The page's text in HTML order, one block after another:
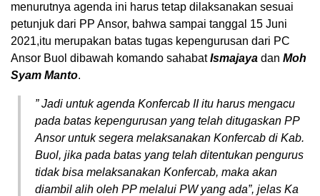
menurutnya agenda ini harus tetap dilaksanakan sesuai
petunjuk dari PP Ansor, bahwa sampai tanggal 15 Juni
2021,itu merupakan batas tugas kepengurusan dari PC
Ansor Buol dibawah komando sahabatIsmajaya dan Moh
Syam Manto.
”Jadi untuk agenda Konfercab II itu harus mengacu
pada batas kepengurusan yang telah ditugaskan PP
Ansor untuk segera melaksanakan Konfercab di Kab.
Buol, jika pada batas yang telah ditentukan pengurus
tidak bisa melaksanakan Konfercab, maka akan
diambil alih oleh PP melalui PW yang ada”, jelas Ka